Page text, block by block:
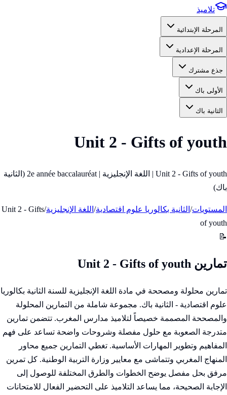
تلاميذ
المرحلة الإبتدائية
المرحلة الإعدادية
جذع مشترك
الأولى باك
الثانية باك
Unit 2 - Gifts of youth
Unit 2 - Gifts of youth | اللغة الإنجليزية | 2e année baccalauréat (الثانية
باك)
المستويات/ الثانية بكالوريا علوم اقتصادية/ اللغة الإنجليزية/
Unit 2 - Gifts
of youth
📝
تمارين Unit 2 - Gifts of youth
تمارين محلولة ومصححة في مادة اللغة الإنجليزية للسنة الثانية بكالوريا
علوم اقتصادية - الثانية باك. مجموعة شاملة من التمارين المحلولة
والمصححة المصممة خصيصاً لتلاميذ مدارس المغرب. تتضمن تمارين
متدرجة الصعوبة مع حلول مفصلة وشروحات واضحة تساعد على فهم
المفاهيم وتطوير المهارات الأساسية. تغطي التمارين جميع محاور
المنهاج المغربي وتتماشى مع معايير وزارة التربية الوطنية. كل تمرين
مرفق بحل مفصل يوضح الخطوات والطرق المختلفة للوصول إلى
الإجابة الصحيحة، مما يساعد التلاميذ على التحضير الفعال للامتحانات